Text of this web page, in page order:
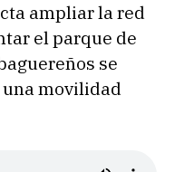
ampliar la red
el parque de
se
una movilidad